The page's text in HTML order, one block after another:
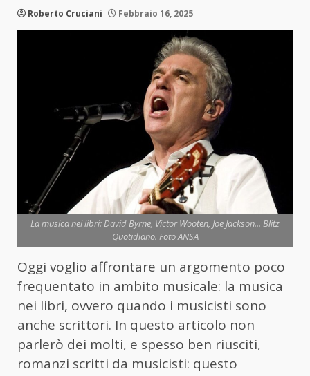
Roberto Cruciani Febbraio 16, 2025
La musica nei libri: David Byrne, Victor Wooten, Joe Jackson... Blitz
Quotidiano. Foto ANSA
Oggi voglio affrontare un argomento poco
frequentato in ambito musicale: la musica
nei libri, ovvero quando i musicisti sono
anche scrittori. In questo articolo non
parlerò dei molti, e spesso ben riusciti,
romanzi scritti da musicisti: questo